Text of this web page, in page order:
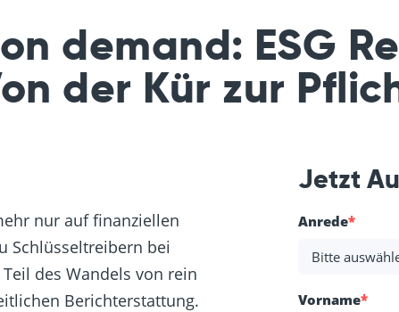
demand: ESG
der Kür zur
nur auf finanziellen
Schlüsseltreibern bei
des Wandels von rein
Berichterstattung.
Jetzt
Anrede*
Vorname*